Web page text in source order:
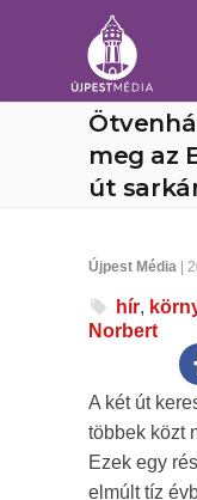
meg az
út
Újpest Média |
hír,
Norbert
A két út
többek közt
Ezek egy
elmúlt tíz